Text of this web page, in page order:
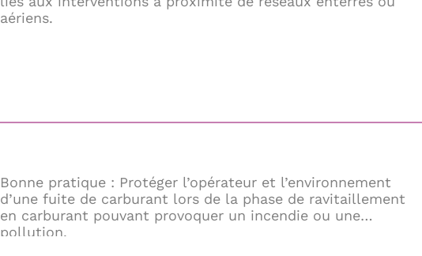
aériens.
Bonne pratique : Protéger l’opérateur et l’environnement
d’une fuite de carburant lors de la phase de ravitaillement
en carburant pouvant provoquer un incendie ou une
pollution.